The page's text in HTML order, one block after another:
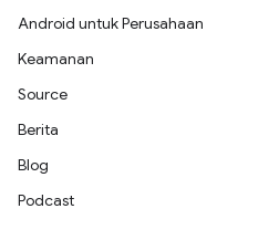
Android untuk Perusahaan
Keamanan
Source
Berita
Blog
Podcast